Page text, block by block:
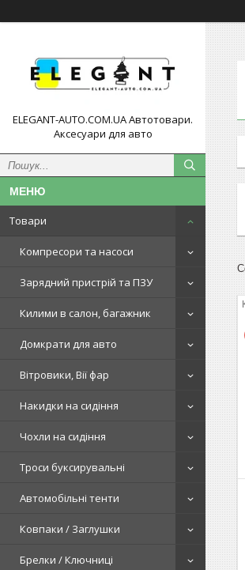
ELEGANT-AUTO.COM.UA Автотовари.
Аксесуари для авто
Товари
Компресори та насоси
Зарядний пристрій та ПЗУ
Килими в салон, багажник
Домкрати для авто
Вітровики, Вії фар
Накидки на сидіння
Чохли на сидіння
Троси буксирувальні
Автомобільні тенти
Ковпаки / Заглушки
Брелки / Ключниці